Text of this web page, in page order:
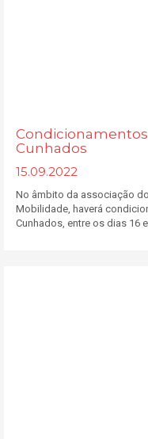
Cunhados
15.09.2022
No âmbito da associação
Mobilidade, haverá
Cunhados, entre os dias 16